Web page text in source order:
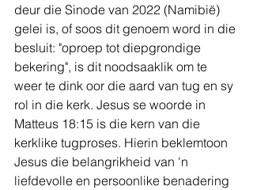
deur die Sinode van 2022 (Namibië)
gelei is, of soos dit genoem word in die
besluit: "oproep tot diepgrondige
bekering", is dit noodsaaklik om te
weer te dink oor die aard van tug en sy
rol in die kerk. Jesus se woorde in
Matteus 18:15 is die kern van die
kerklike tugproses. Hierin beklemtoon
Jesus die belangrikheid van 'n
liefdevolle en persoonlike benadering